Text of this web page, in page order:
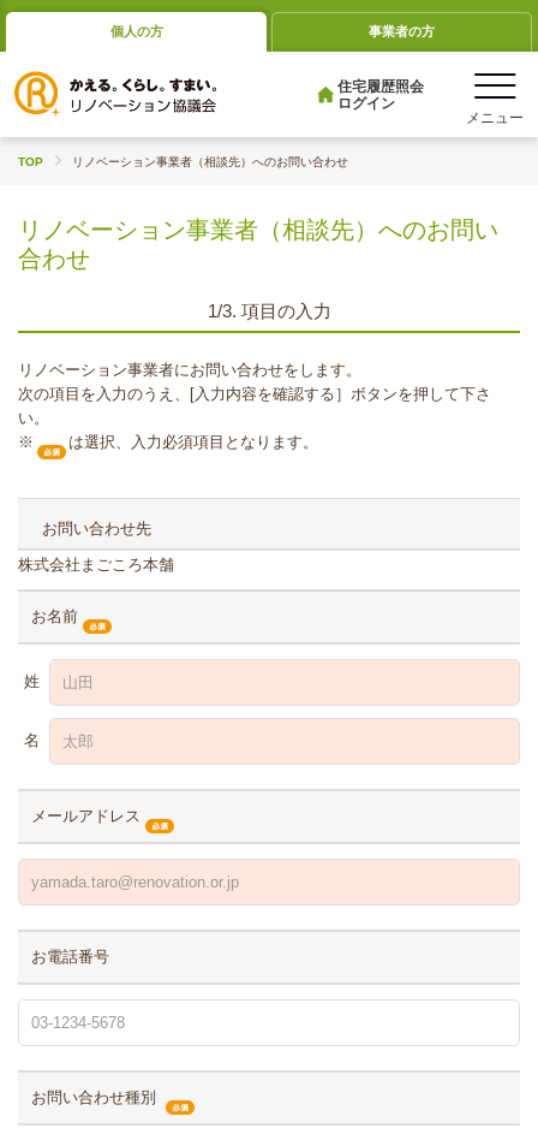
個人の方 事業者の方
住宅履歴照会
ログイン
TOP リノベーション事業者（相談先）へのお問い合わせ
リノベーション事業者（相談先）へのお問い
合わせ
1/3. 項目の入力
リノベーション事業者にお問い合わせをします。
次の項目を入力のうえ、[入力内容を確認する］ボタンを押して下さ
い。
※
は選択、入力必須項目となります。
お問い合わせ先
株式会社まごころ本舗
お名前
姓
名
メールアドレス
お電話番号
お問い合わせ種別